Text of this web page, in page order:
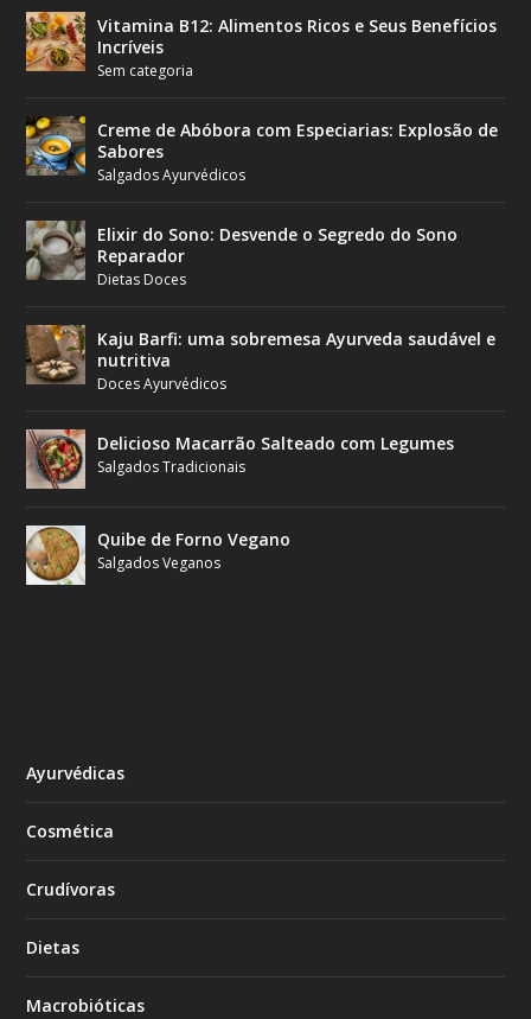
Vitamina B12: Alimentos Ricos e Seus Benefícios
Incríveis
Sem categoria
Creme de Abóbora com Especiarias: Explosão de
Sabores
Salgados Ayurvédicos
Elixir do Sono: Desvende o Segredo do Sono
Reparador
Dietas Doces
Kaju Barfi: uma sobremesa Ayurveda saudável e
nutritiva
Doces Ayurvédicos
Delicioso Macarrão Salteado com Legumes
Salgados Tradicionais
Quibe de Forno Vegano
Salgados Veganos
Ayurvédicas
Cosmética
Crudívoras
Dietas
Macrobióticas